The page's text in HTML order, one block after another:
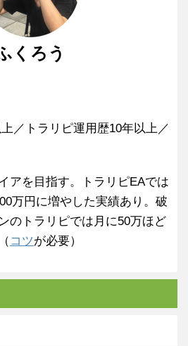
くろう
／トラリピ運用歴10年以上／
アを目指す。トラリピEAでは
万円に増やした実績あり。破
のトラリピでは月に50万ほど
コツが必要）